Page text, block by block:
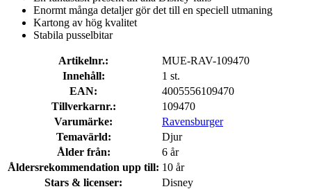
Enormt många detaljer gör det till en speciell utmaning
Kartong av hög kvalitet
Stabila pusselbitar
Artikelnr.:
MUE-RAV-109470
Innehåll:
1 st.
EAN:
4005556109470
Tillverkarnr.:
109470
Varumärke:
Ravensburger
Temavärld:
Djur
Ålder från:
6 år
Åldersrekommendation upp till: 10 år
Stars & licenser:
Disney